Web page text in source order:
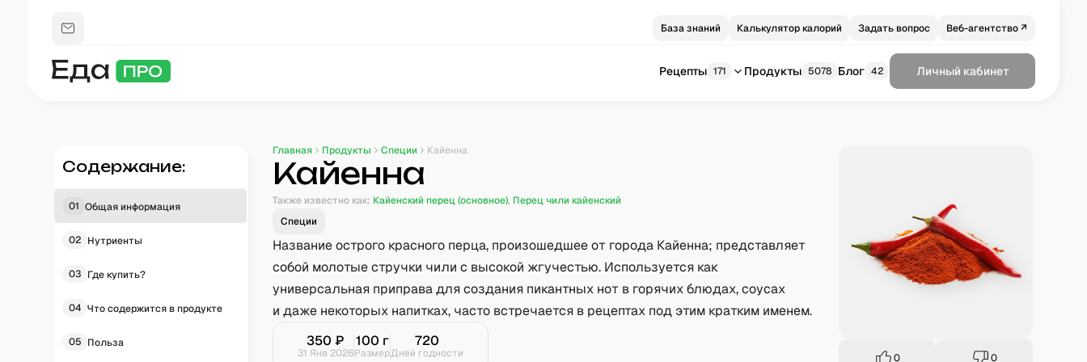
База знаний Калькулятор калорий Задать вопрос Веб-агентство ↗
Рецепты 171 Продукты 5078 Блог 42 Личный кабинет
Содержание:
01 Общая информация
02 Нутриенты
03 Где купить?
04 Что содержится в продукте
05 Польза
Главная Продукты Специи Кайенна
Кайенна
Также известно как: Кайенский перец (основное), Перец чили кайенский
Специи
Название острого красного перца, произошедшее от города Кайенна; представляет
собой молотые стручки чили с высокой жгучестью. Используется как
универсальная приправа для создания пикантных нот в горячих блюдах, соусах
и даже некоторых напитках, часто встречается в рецептах под этим кратким именем.
350 ₽
31 Янв 2026
100 г
Размер
720
Дней годности 0 0